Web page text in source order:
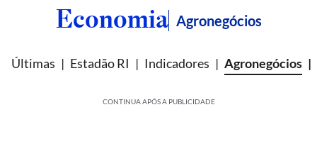
Economia Agronegócios
Últimas Estadão RI Indicadores Agronegócios
CONTINUA APÓS A PUBLICIDADE